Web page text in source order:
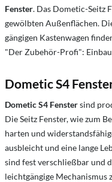
Fenster. Das Dometic-Seitz
gewölbten Außenflächen.
gängigen Kastenwagen
"Der Zubehör-Profi":
Dometic S4
Dometic S4 Fenstersind
Die Seitz Fenster, wie zum
harten und
ausbleicht und eine lange
sind fest verschließbar und
leichtgängige Mechanismus